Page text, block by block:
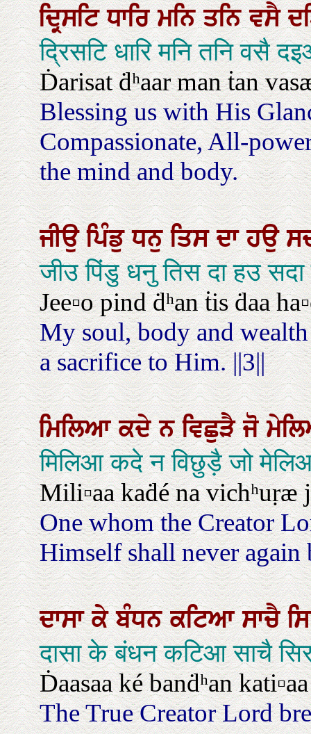
ਦ੍ਰਿਸਟਿਧਾਰਿਮਨਿਤਨਿਵਸੈ
द्रिसटि धारि मनि तनि वसै
Ḋarisat ḋʰaar man ṫan
Blessing us with His
Compassionate, All-
the mind and body.
ਜੀਉਪਿੰਡੁਧਨੁਤਿਸਦਾਹਉ
जीउ पिंडु धनु तिस दा हउ
Jee▫o pind ḋʰan ṫis ḋaa
My soul, body and
a sacrifice to Him. ||3||
ਮਿਲਿਆਕਦੇਨਵਿਛੁੜੈਜੋ
मिलिआ कदे न विछुड़ै जो
Mili▫aa kaḋé na vichʰuṛæ
One whom the Creator
Himself shall never again
ਦਾਸਾਕੇਬੰਧਨਕਟਿਆਸਾਚੈ
दासा के बंधन कटिआ साचै
Ḋaasaa ké banḋʰan
The True Creator Lord